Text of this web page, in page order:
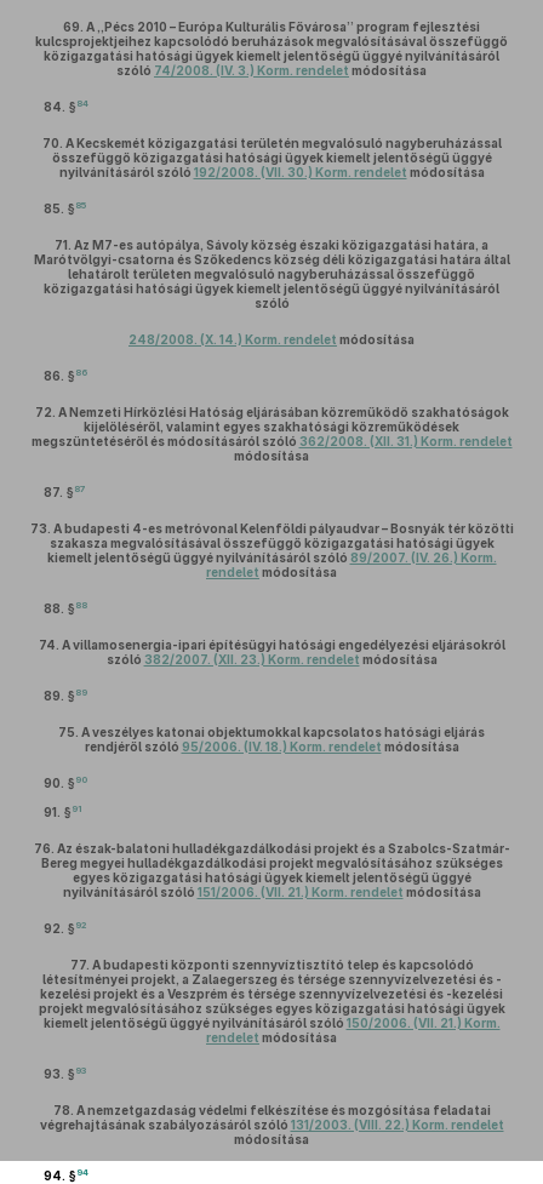
69. A „Pécs 2010 – Európa Kulturális Fővárosa” program fejlesztési
kulcsprojektjeihez kapcsolódó beruházások megvalósításával összefüggő
közigazgatási hatósági ügyek kiemelt jelentőségű üggyé nyilvánításáról
szóló 74/2008. (IV. 3.) Korm. rendelet módosítása
84. § 84
70. A Kecskemét közigazgatási területén megvalósuló nagyberuházással
összefüggő közigazgatási hatósági ügyek kiemelt jelentőségű üggyé
nyilvánításáról szóló 192/2008. (VII. 30.) Korm. rendelet módosítása
85. § 85
71. Az M7-es autópálya, Sávoly község északi közigazgatási határa, a
Marótvölgyi-csatorna és Szőkedencs község déli közigazgatási határa által
lehatárolt területen megvalósuló nagyberuházással összefüggő
közigazgatási hatósági ügyek kiemelt jelentőségű üggyé nyilvánításáról
szóló
248/2008. (X. 14.) Korm. rendelet módosítása
86. § 86
72. A Nemzeti Hírközlési Hatóság eljárásában közreműködő szakhatóságok
kijelöléséről, valamint egyes szakhatósági közreműködések
megszüntetéséről és módosításáról szóló 362/2008. (XII. 31.) Korm. rendelet
módosítása
87. § 87
73. A budapesti 4-es metróvonal Kelenföldi pályaudvar – Bosnyák tér közötti
szakasza megvalósításával összefüggő közigazgatási hatósági ügyek
kiemelt jelentőségű üggyé nyilvánításáról szóló 89/2007. (IV. 26.) Korm.
rendelet módosítása
88. § 88
74. A villamosenergia-ipari építésügyi hatósági engedélyezési eljárásokról
szóló 382/2007. (XII. 23.) Korm. rendelet módosítása
89. § 89
75. A veszélyes katonai objektumokkal kapcsolatos hatósági eljárás
rendjéről szóló 95/2006. (IV. 18.) Korm. rendelet módosítása
90. § 90
91. § 91
76. Az észak-balatoni hulladékgazdálkodási projekt és a Szabolcs-Szatmár-
Bereg megyei hulladékgazdálkodási projekt megvalósításához szükséges
egyes közigazgatási hatósági ügyek kiemelt jelentőségű üggyé
nyilvánításáról szóló 151/2006. (VII. 21.) Korm. rendelet módosítása
92. § 92
77. A budapesti központi szennyvíztisztító telep és kapcsolódó
létesítményei projekt, a Zalaegerszeg és térsége szennyvízelvezetési és -
kezelési projekt és a Veszprém és térsége szennyvízelvezetési és -kezelési
projekt megvalósításához szükséges egyes közigazgatási hatósági ügyek
kiemelt jelentőségű üggyé nyilvánításáról szóló 150/2006. (VII. 21.) Korm.
rendelet módosítása
93. § 93
78. A nemzetgazdaság védelmi felkészítése és mozgósítása feladatai
végrehajtásának szabályozásáról szóló 131/2003. (VIII. 22.) Korm. rendelet
módosítása
94. §94